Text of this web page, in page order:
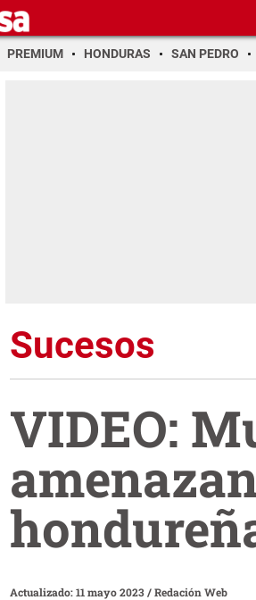
PREMIUM HONDURAS SAN PEDRO
Sucesos
VIDEO:
Actualizado: 11 mayo 2023/Redación Web